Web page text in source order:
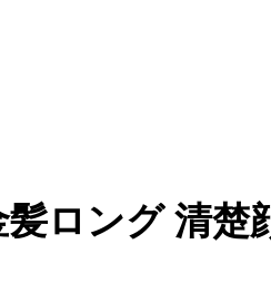
ロング 清